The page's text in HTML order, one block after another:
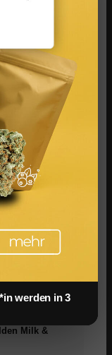
Milk &
werden in 3